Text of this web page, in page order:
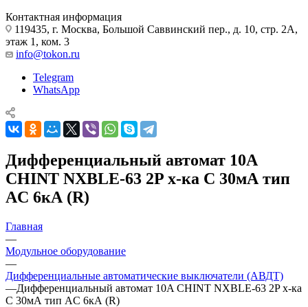
Контактная информация
119435, г. Москва, Большой Саввинский пер., д. 10, стр. 2А,
этаж 1, ком. 3
info@tokon.ru
Telegram
WhatsApp
Дифференциальный автомат 10A
CHINT NXBLE-63 2P х-ка C 30мА тип
AC 6кА (R)
Главная
—
Модульное оборудование
—
Дифференциальные автоматические выключатели (АВДТ)
—Дифференциальный автомат 10A CHINT NXBLE-63 2P х-ка
C 30мА тип AC 6кА (R)